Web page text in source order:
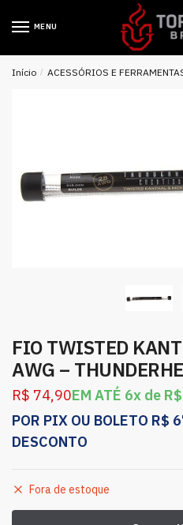
MENU
Início / ACESSÓRIOS E
FIO TWISTED
AWG –
R$ 74,90EM ATÉ 6x de R$
POR PIX OU BOLETO R$
DESCONTO
Fora de estoque